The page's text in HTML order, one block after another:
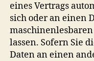
eines Vertrags
sich oder an einen
lassen. Sofern Sie
Daten an einen